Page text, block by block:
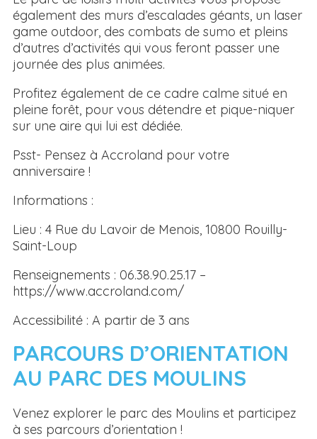
également des murs d’escalades géants, un laser
game outdoor, des combats de sumo et pleins
d’autres d’activités qui vous feront passer une
journée des plus animées.
Profitez également de ce cadre calme situé en
pleine forêt, pour vous détendre et pique-niquer
sur une aire qui lui est dédiée.
Psst- Pensez à Accroland pour votre
anniversaire !
Informations :
Lieu : 4 Rue du Lavoir de Menois, 10800 Rouilly-
Saint-Loup
Renseignements : 06.38.90.25.17 –
https://www.accroland.com/
Accessibilité : A partir de 3 ans
PARCOURS D’ORIENTATION
AU PARC DES MOULINS
Venez explorer le parc des Moulins et participez
à ses parcours d’orientation !